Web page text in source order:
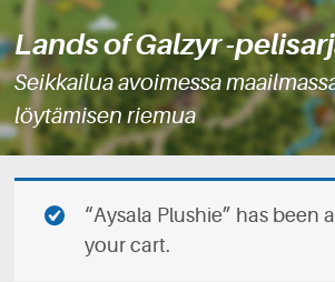
Lands of Galzyr -
Seikkailua avoimessa
löytämisen riemua
“Aysala Plushie” has been
your cart.